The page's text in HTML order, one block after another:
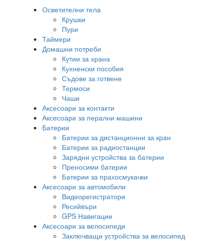
Осветителни тела
Крушки
Пури
Таймери
Домашни потреби
Кутии за храна
Кухненски пособия
Съдове за готвене
Термоси
Чаши
Аксесоари за контакти
Аксесоари за перални машини
Батерии
Батерии за дистанционни за кран
Батерии за радиостанции
Зарядни устройства за батерии
Преносими батерии
Батерии за прахосмукачки
Аксесоари за автомобили
Видеорегистратори
Ресийвъри
GPS Навигации
Аксесоари за велосипеди
Заключващи устройства за велосипед